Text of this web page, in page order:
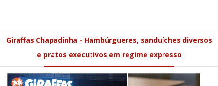
Giraffas Chapadinha - Hambúrgueres, sanduíches diversos
e pratos executivos em regime expresso